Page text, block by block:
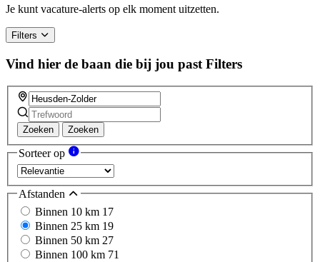
Je kunt vacature-alerts op elk moment uitzetten.
Filters
Vind hier de baan die bij jou past Filters
Zoeken Zoeken
Sorteer op
Afstanden
Binnen 10 km 17
Binnen 25 km 19
Binnen 50 km 27
Binnen 100 km 71